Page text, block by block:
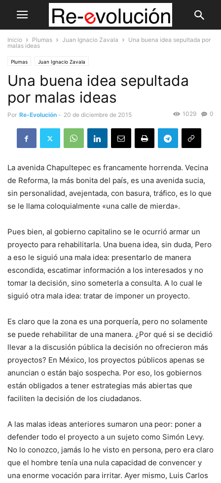
Inicio Plumas Juan Ignacio Zavala
Una buena idea sepultada por
malas ideas
Plumas Juan Ignacio Zavala
Una buena idea sepultada
por malas ideas
Por Re-Evolución - 20 de diciembre de 2015 0
1029
La avenida Chapultepec es francamente horrenda. Vecina
de Reforma, la más bonita del país, es una avenida sucia,
sin personalidad, avejentada, con basura, tráfico, es lo que
se le llama coloquialmente «una calle de mierda».
Pues bien, al gobierno capitalino se le ocurrió armar un
proyecto para rehabilitarla. Una buena idea, sin duda, Pero
a eso le siguió una mala idea: presentarlo de manera
escondida, escatimar información a los interesados y no
tomar la decisión, sino someterla a consulta. A lo cual le
siguió otra mala idea: tratar de imponer un proyecto.
Es claro que la zona es una porquería, pero no solamente
se puede rehabilitar de una manera. ¿Por qué si se decidió
llevar a la discusión pública la decisión no ofrecieron más
proyectos? En México, los proyectos públicos apenas se
anuncian o están bajo sospecha. Por eso, los gobiernos
están obligados a tener estrategias más abiertas que
faciliten la decisión de los ciudadanos.
A las malas ideas anteriores sumaron una peor: poner a
defender todo el proyecto a un sujeto como Simón Levy.
No lo conozco, jamás lo he visto en persona, pero era claro
que el hombre tenía una nula capacidad de convencer y
una enorme vocación para irritar. Ayer mismo, Luis Carlos